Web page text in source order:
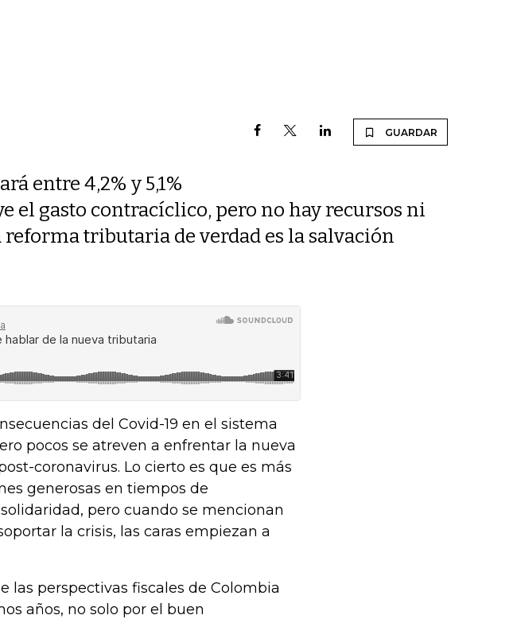
GUARDAR
entre 4,2% y 5,1%
el gasto contracíclico, pero no hay recursos ni
tributaria de verdad es la salvación
del Covid-19 en el sistema
pocos se atreven a enfrentar la nueva
coronavirus. Lo cierto es que es más
generosas en tiempos de
pero cuando se mencionan
la crisis, las caras empiezan a
las perspectivas fiscales de Colombia
años, no solo por el buen